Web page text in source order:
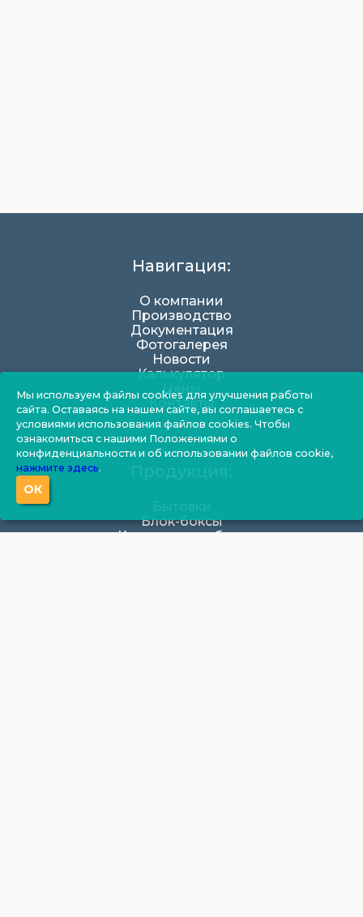
Навигация:
О компании
Производство
Документация
Фотогалерея
Новости
Калькулятор
Цены
Контакты
Блок-боксы
Корпусная мебель
Мы используем файлы cookies для улучшения работы
сайта. Оставаясь на нашем сайте, вы соглашаетесь с
условиями использования файлов cookies. Чтобы
ознакомиться с нашими Положениями о
конфиденциальности и об использовании файлов cookie,
нажмите здесь.
ОК